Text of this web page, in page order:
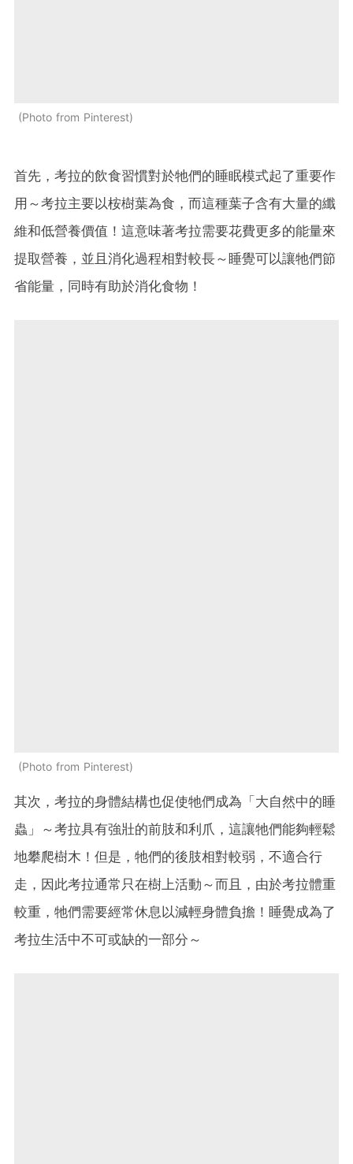
Photo from Pinterest
首先，考拉的飲食習慣對於牠們的睡眠模式起了重要作
用～考拉主要以桉樹葉為食，而這種葉子含有大量的纖
維和低營養價值！這意味著考拉需要花費更多的能量來
提取營養，並且消化過程相對較長～睡覺可以讓牠們節
省能量，同時有助於消化食物！
Photo from Pinterest
其次，考拉的身體結構也促使牠們成為「大自然中的睡
蟲」～考拉具有強壯的前肢和利爪，這讓牠們能夠輕鬆
地攀爬樹木！但是，牠們的後肢相對較弱，不適合行
走，因此考拉通常只在樹上活動～而且，由於考拉體重
較重，牠們需要經常休息以減輕身體負擔！睡覺成為了
考拉生活中不可或缺的一部分～